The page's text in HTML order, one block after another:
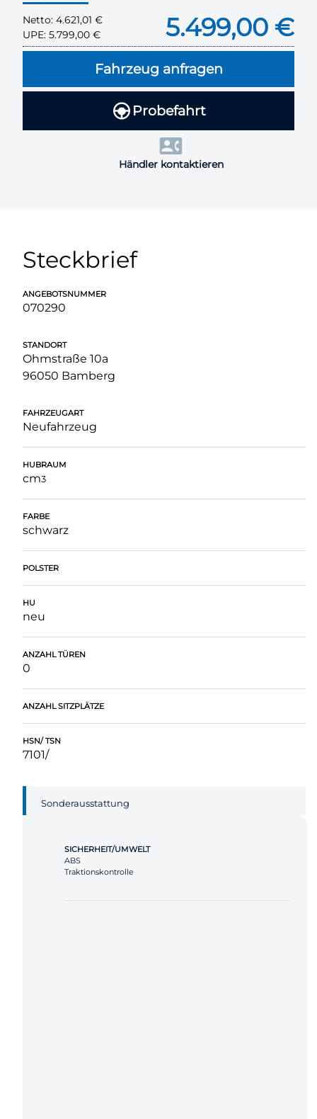
Netto: 4.621,01 €
UPE: 5.799,00 € 5.499,00 €
Fahrzeug anfragen
Probefahrt
Händler kontaktieren
Steckbrief
ANGEBOTSNUMMER
070290
STANDORT
Ohmstraße 10a
96050 Bamberg
FAHRZEUGART
Neufahrzeug
HUBRAUM
cm3
FARBE
schwarz
POLSTER
HU
neu
ANZAHL TÜREN
0
ANZAHL SITZPLÄTZE
HSN/ TSN
7101/
Sonderausstattung
SICHERHEIT/UMWELT
ABS
Traktionskontrolle